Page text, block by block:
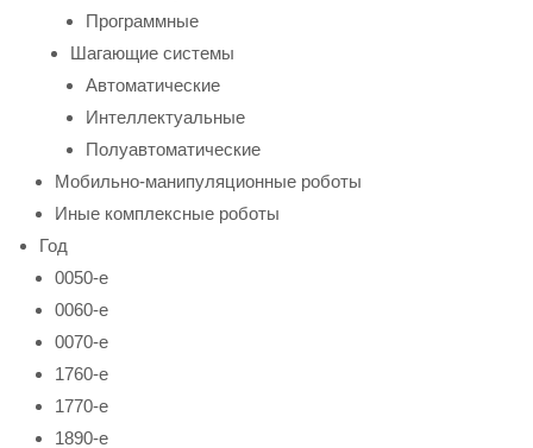
Программные
Шагающие системы
Автоматические
Интеллектуальные
Полуавтоматические
Мобильно-манипуляционные роботы
Иные комплексные роботы
Год
0050-е
0060-е
0070-е
1760-е
1770-е
1890-е